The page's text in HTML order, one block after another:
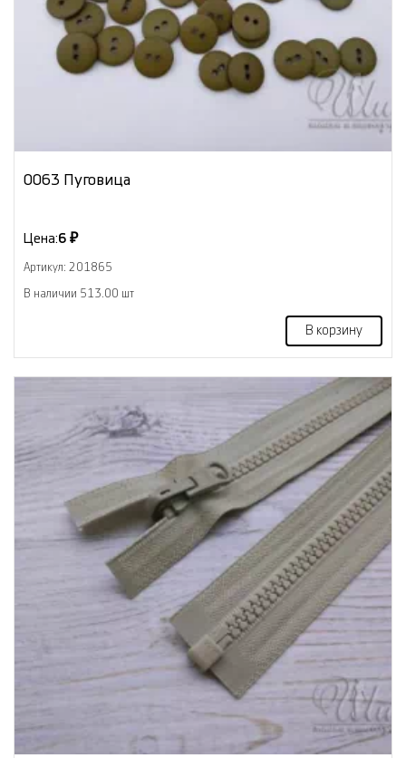
0063 Пуговица
Цена:6 ₽
Артикул: 201865
В наличии 513.00 шт
В корзину